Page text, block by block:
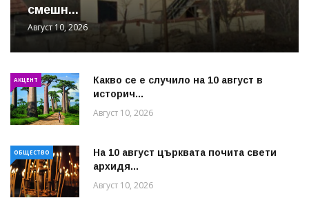
смешн...
Август 10, 2026
АКЦЕНТ
Какво се е случило на 10 август в
историч...
Август 10, 2026
ОБЩЕСТВО
На 10 август църквата почита свети
архидя...
Август 10, 2026